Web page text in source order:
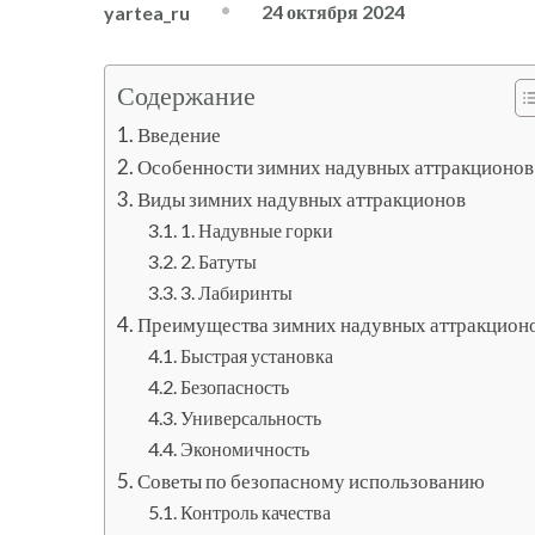
yartea_ru 24 октября 2024
Содержание
Введение
Особенности зимних надувных аттракционов
Виды зимних надувных аттракционов
1. Надувные горки
2. Батуты
3. Лабиринты
Преимущества зимних надувных
Быстрая установка
Безопасность
Универсальность
Экономичность
Советы по безопасному использованию
Контроль качества